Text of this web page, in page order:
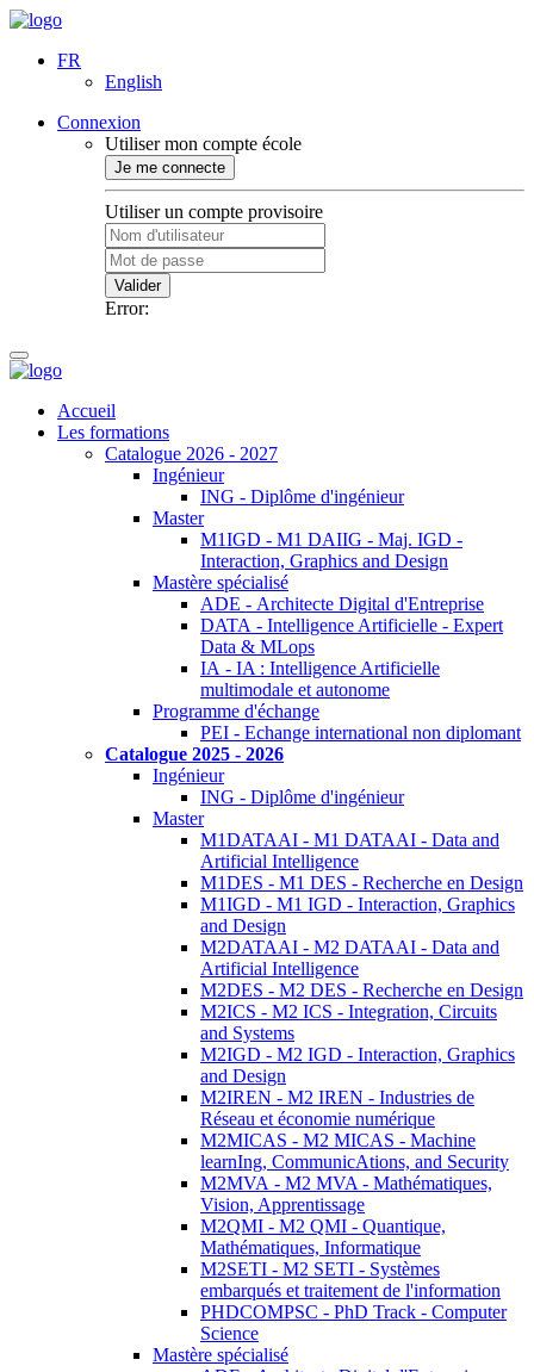
FR
English
Connexion
Utiliser mon compte école
Je me connecte
Utiliser un compte provisoire
Valider
Error:
Accueil
Les formations
Catalogue 2026 - 2027
Ingénieur
ING - Diplôme d'ingénieur
Master
M1IGD - M1 DAIIG - Maj. IGD -
Interaction, Graphics and Design
Mastère spécialisé
ADE - Architecte Digital d'Entreprise
DATA - Intelligence Artificielle - Expert
Data & MLops
IA - IA : Intelligence Artificielle
multimodale et autonome
Programme d'échange
PEI - Echange international non diplomant
Catalogue 2025 - 2026
Ingénieur
ING - Diplôme d'ingénieur
Master
M1DATAAI - M1 DATAAI - Data and
Artificial Intelligence
M1DES - M1 DES - Recherche en Design
M1IGD - M1 IGD - Interaction, Graphics
and Design
M2DATAAI - M2 DATAAI - Data and
Artificial Intelligence
M2DES - M2 DES - Recherche en Design
M2ICS - M2 ICS - Integration, Circuits
and Systems
M2IGD - M2 IGD - Interaction, Graphics
and Design
M2IREN - M2 IREN - Industries de
Réseau et économie numérique
M2MICAS - M2 MICAS - Machine
learnIng, CommunicAtions, and Security
M2MVA - M2 MVA - Mathématiques,
Vision, Apprentissage
M2QMI - M2 QMI - Quantique,
Mathématiques, Informatique
M2SETI - M2 SETI - Systèmes
embarqués et traitement de l'information
PHDCOMPSC - PhD Track - Computer
Science
Mastère spécialisé